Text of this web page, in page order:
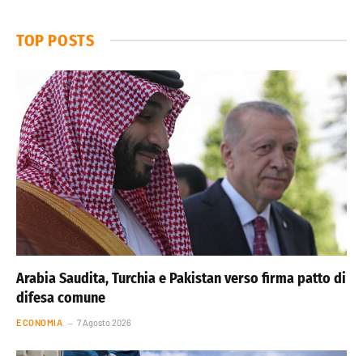
TOP POSTS
Arabia Saudita, Turchia e Pakistan verso firma patto di
difesa comune
ECONOMIA 7 Agosto 2026